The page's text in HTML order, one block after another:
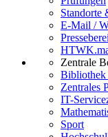
Standorte
E-Mail /
Zentrale
Bibliothek
Zentrales
IT-
Sport